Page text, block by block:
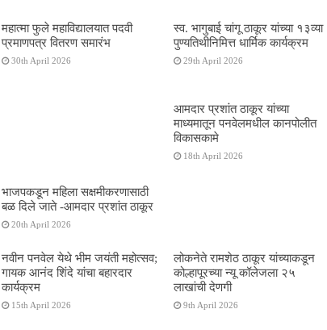
महात्मा फुले महाविद्यालयात पदवी
प्रमाणपत्र वितरण समारंभ
30th April 2026
स्व. भागुबाई चांगू ठाकूर यांच्या १३व्या
पुण्यतिथीनिमित्त धार्मिक कार्यक्रम
29th April 2026
भाजपकडून महिला सक्षमीकरणासाठी
बळ दिले जाते -आमदार प्रशांत ठाकूर
20th April 2026
आमदार प्रशांत ठाकूर यांच्या
माध्यमातून पनवेलमधील कानपोलीत
विकासकामे
18th April 2026
नवीन पनवेल येथे भीम जयंती महोत्सव;
गायक आनंद शिंदे यांचा बहारदार
कार्यक्रम
15th April 2026
लोकनेते रामशेठ ठाकूर यांच्याकडून
कोल्हापूरच्या न्यू कॉलेजला २५
लाखांची देणगी
9th April 2026